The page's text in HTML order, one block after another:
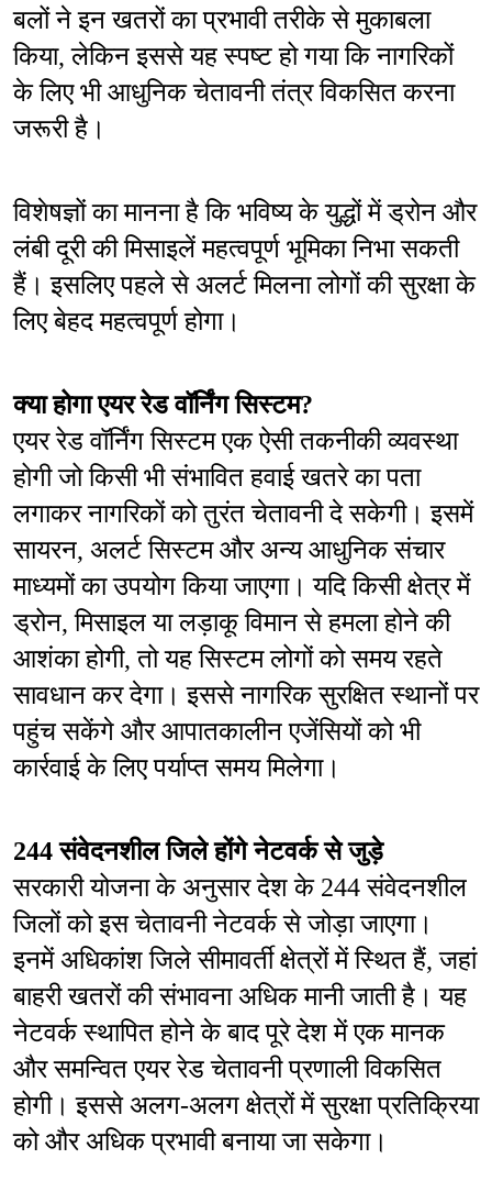
बलों ने इन खतरों का प्रभावी तरीके से मुकाबला
किया, लेकिन इससे यह स्पष्ट हो गया कि नागरिकों
के लिए भी आधुनिक चेतावनी तंत्र विकसित करना
जरूरी है।
विशेषज्ञों का मानना है कि भविष्य के युद्धों में ड्रोन और
लंबी दूरी की मिसाइलें महत्वपूर्ण भूमिका निभा सकती
हैं। इसलिए पहले से अलर्ट मिलना लोगों की सुरक्षा के
लिए बेहद महत्वपूर्ण होगा।
क्या होगा एयर रेड वॉर्निंग सिस्टम?
एयर रेड वॉर्निंग सिस्टम एक ऐसी तकनीकी व्यवस्था
होगी जो किसी भी संभावित हवाई खतरे का पता
लगाकर नागरिकों को तुरंत चेतावनी दे सकेगी। इसमें
सायरन, अलर्ट सिस्टम और अन्य आधुनिक संचार
माध्यमों का उपयोग किया जाएगा। यदि किसी क्षेत्र में
ड्रोन, मिसाइल या लड़ाकू विमान से हमला होने की
आशंका होगी, तो यह सिस्टम लोगों को समय रहते
सावधान कर देगा। इससे नागरिक सुरक्षित स्थानों पर
पहुंच सकेंगे और आपातकालीन एजेंसियों को भी
कार्रवाई के लिए पर्याप्त समय मिलेगा।
244 संवेदनशील जिले होंगे नेटवर्क से जुड़े
सरकारी योजना के अनुसार देश के 244 संवेदनशील
जिलों को इस चेतावनी नेटवर्क से जोड़ा जाएगा।
इनमें अधिकांश जिले सीमावर्ती क्षेत्रों में स्थित हैं, जहां
बाहरी खतरों की संभावना अधिक मानी जाती है। यह
नेटवर्क स्थापित होने के बाद पूरे देश में एक मानक
और समन्वित एयर रेड चेतावनी प्रणाली विकसित
होगी। इससे अलग-अलग क्षेत्रों में सुरक्षा प्रतिक्रिया
को और अधिक प्रभावी बनाया जा सकेगा।